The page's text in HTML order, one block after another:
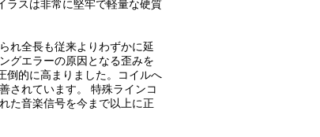
ラスは非常に堅牢で軽量な硬質
れ全長も従来よりわずかに延
グエラーの原因となる歪みを
倒的に高まりました。コイルへ
されています。 特殊ラインコ
た音楽信号を今まで以上に正